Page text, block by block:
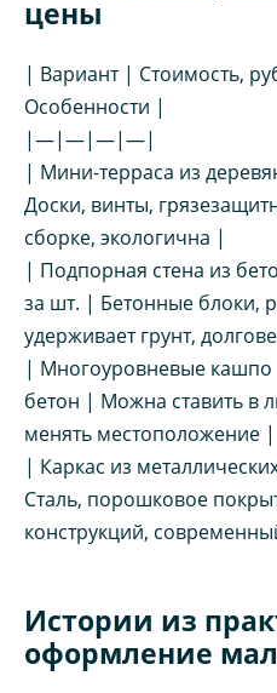
цены
| Вариант | Стоимость,
Особенности |
|—|—|—|—|
| Мини-терраса из
Доски, винты,
сборке, экологична |
| Подпорная стена из
за шт. | Бетонные блоки,
удерживает грунт,
| Многоуровневые
бетон | Можна ставить в
менять местоположение |
| Каркас из
Сталь, порошковое
конструкций,
Истории из
оформление